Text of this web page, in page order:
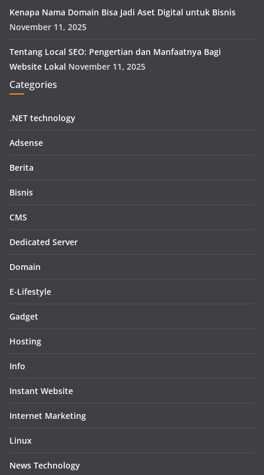
Kenapa Nama Domain Bisa Jadi Aset Digital untuk Bisnis
November 11, 2025
Tentang Local SEO: Pengertian dan Manfaatnya Bagi
Website Lokal November 11, 2025
Categories
.NET technology
Adsense
Berita
Bisnis
CMS
Dedicated Server
Domain
E-Lifestyle
Gadget
Hosting
Info
Instant Website
Internet Marketing
Linux
News Technology